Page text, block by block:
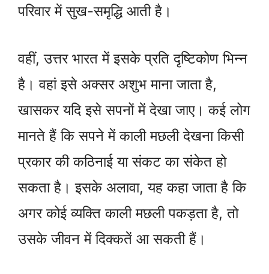
परिवार में सुख-समृद्धि आती है।
वहीं, उत्तर भारत में इसके प्रति दृष्टिकोण भिन्न
है। वहां इसे अक्सर अशुभ माना जाता है,
खासकर यदि इसे सपनों में देखा जाए। कई लोग
मानते हैं कि सपने में काली मछली देखना किसी
प्रकार की कठिनाई या संकट का संकेत हो
सकता है। इसके अलावा, यह कहा जाता है कि
अगर कोई व्यक्ति काली मछली पकड़ता है, तो
उसके जीवन में दिक्कतें आ सकती हैं।